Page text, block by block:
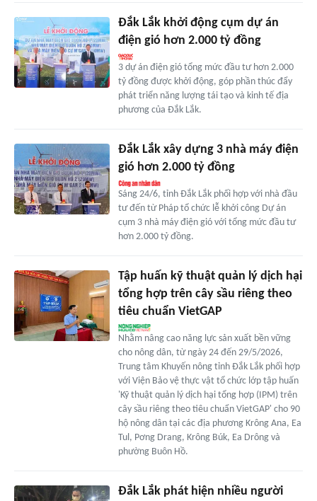
Đắk Lắk khởi động cụm dự án
điện gió hơn 2.000 tỷ đồng
3 dự án điện gió tổng mức đầu tư hơn 2.000
tỷ đồng được khởi động, góp phần thúc đẩy
phát triển năng lượng tái tạo và kinh tế địa
phương của Đắk Lắk.
Đắk Lắk xây dựng 3 nhà máy điện
gió hơn 2.000 tỷ đồng
Sáng 24/6, tỉnh Đắk Lắk phối hợp với nhà đầu
tư đến từ Pháp tổ chức lễ khởi công Dự án
cụm 3 nhà máy điện gió với tổng mức đầu tư
hơn 2.000 tỷ đồng.
Tập huấn kỹ thuật quản lý dịch hại
tổng hợp trên cây sầu riêng theo
tiêu chuẩn VietGAP
Nhằm nâng cao năng lực sản xuất bền vững
cho nông dân, từ ngày 24 đến 29/5/2026,
Trung tâm Khuyến nông tỉnh Đắk Lắk phối hợp
với Viện Bảo vệ thực vật tổ chức lớp tập huấn
'Kỹ thuật quản lý dịch hại tổng hợp (IPM) trên
cây sầu riêng theo tiêu chuẩn VietGAP' cho 90
hộ nông dân tại các địa phương Krông Ana, Ea
Tul, Pơng Drang, Krông Búk, Ea Drông và
phường Buôn Hồ.
Đắk Lắk phát hiện nhiều người